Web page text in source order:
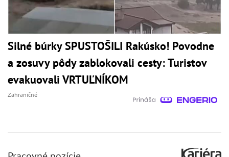
Silné búrky SPUSTOŠILI Rakúsko! Povodne
a zosuvy pôdy zablokovali cesty: Turistov
evakuovali VRTUĽNÍKOM
Zahraničné